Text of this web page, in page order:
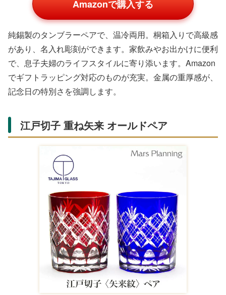
Amazonで購入する
純錫製のタンブラーペアで、温冷両用。桐箱入りで高級感
があり、名入れ彫刻ができます。家飲みやお出かけに便利
で、息子夫婦のライフスタイルに寄り添います。Amazon
でギフトラッピング対応のものが充実。金属の重厚感が、
記念日の特別さを強調します。
江戸切子 重ね矢来 オールドペア